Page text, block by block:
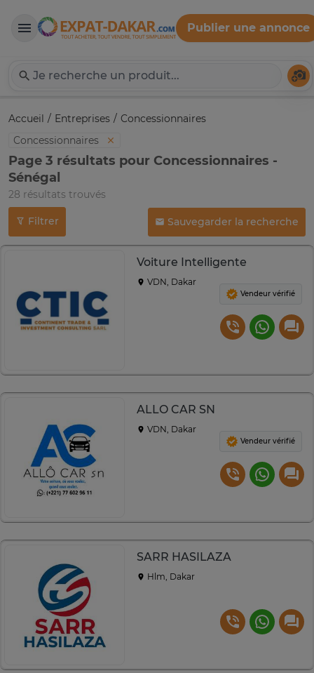
Expat-Dakar
Publier une annonce
Accueil Entreprises
Concessionnaires
Concessionnaires
Page 3 résultats pour Concessionnaires -
Sénégal
28 résultats trouvés
Filtrer Sauvegarder la recherche
Voiture Intelligente
VDN, Dakar
Vendeur vérifié
ALLO CAR SN
VDN, Dakar
Vendeur vérifié
SARR HASILAZA
Hlm, Dakar